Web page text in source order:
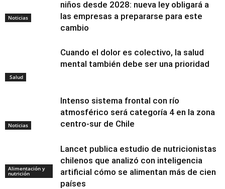
Noticias
niños desde 2028: nueva ley obligará a
las empresas a prepararse para este
cambio
Salud
Cuando el dolor es colectivo, la salud
mental también debe ser una prioridad
Noticias
Intenso sistema frontal con río
atmosférico será categoría 4 en la zona
centro-sur de Chile
Alimentación y
nutrición
Lancet publica estudio de nutricionistas
chilenos que analizó con inteligencia
artificial cómo se alimentan más de cien
países